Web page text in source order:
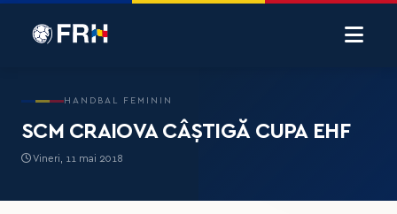
HANDBAL FEMININ
SCM CRAIOVA CÂȘTIGĂ CUPA EHF
Vineri, 11 mai 2018